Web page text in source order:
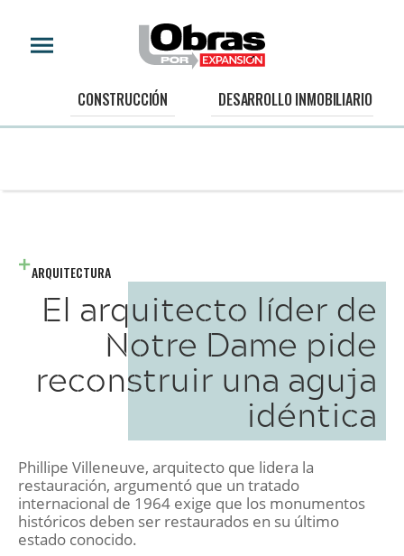
CONSTRUCCIÓN DESARROLLO INMOBILIARIO
ARQUITECTURA
El arquitecto líder de
Notre Dame pide
reconstruir una aguja
idéntica
Phillipe Villeneuve, arquitecto que lidera la
restauración, argumentó que un tratado
internacional de 1964 exige que los monumentos
históricos deben ser restaurados en su último
estado conocido.